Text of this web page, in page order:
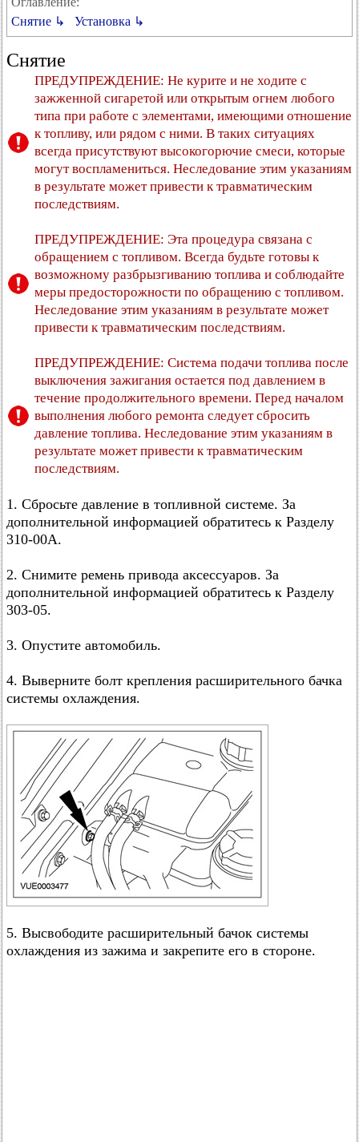
Снятие ↳
Установка ↳
Снятие
ПРЕДУПРЕЖДЕНИЕ: Не курите и не ходите с
зажженной сигаретой или открытым огнем любого
типа при работе с элементами, имеющими отношение
к топливу, или рядом с ними. В таких ситуациях
всегда присутствуют высокогорючие смеси, которые
могут воспламениться. Неследование этим указаниям
в результате может привести к травматическим
последствиям.
ПРЕДУПРЕЖДЕНИЕ: Эта процедура связана с
обращением с топливом. Всегда будьте готовы к
возможному разбрызгиванию топлива и соблюдайте
меры предосторожности по обращению с топливом.
Неследование этим указаниям в результате может
привести к травматическим последствиям.
ПРЕДУПРЕЖДЕНИЕ: Система подачи топлива после
выключения зажигания остается под давлением в
течение продолжительного времени. Перед началом
выполнения любого ремонта следует сбросить
давление топлива. Неследование этим указаниям в
результате может привести к травматическим
последствиям.
1. Сбросьте давление в топливной системе. За
дополнительной информацией обратитесь к Разделу
310-00A.
2. Снимите ремень привода аксессуаров. За
дополнительной информацией обратитесь к Разделу
303-05.
3. Опустите автомобиль.
4. Выверните болт крепления расширительного бачка
системы охлаждения.
5. Высвободите расширительный бачок системы
охлаждения из зажима и закрепите его в стороне.